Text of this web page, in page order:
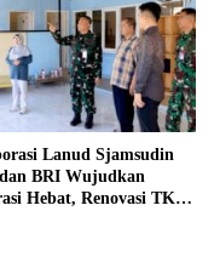
Lanud Sjamsudin
BRI Wujudkan
Hebat, Renovasi TK